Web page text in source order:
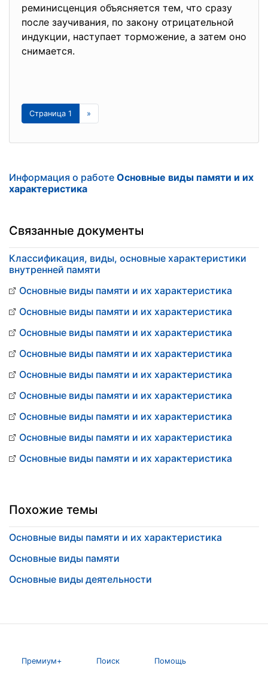
реминисценция объясняется тем, что сразу
после заучивания, по закону отрицательной
индукции, наступает торможение, а затем оно
снимается.
Страница 1 »
Информация о работе Основные виды памяти и их
характеристика
Связанные документы
Классификация, виды, основные характеристики
внутренней памяти
Основные виды памяти и их характеристика
Основные виды памяти и их характеристика
Основные виды памяти и их характеристика
Основные виды памяти и их характеристика
Основные виды памяти и их характеристика
Основные виды памяти и их характеристика
Основные виды памяти и их характеристика
Основные виды памяти и их характеристика
Основные виды памяти и их характеристика
Похожие темы
Основные виды памяти и их характеристика
Основные виды памяти
Основные виды деятельности
Премиум+ Поиск Помощь